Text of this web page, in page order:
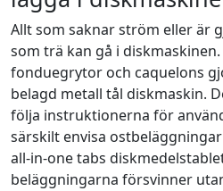
Allt som saknar ström eller är
som trä kan gå i
fonduegrytor och caquelons
belagd metall tål diskmaskin.
följa instruktionerna för
särskilt envisa
all-in-one tabs
beläggningarna försvinner